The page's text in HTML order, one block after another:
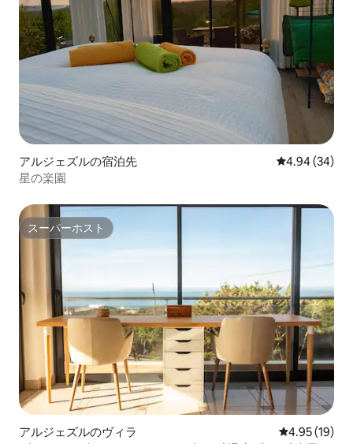
アルジェズルの宿泊先 レビュー34
4.94 (34)
星の楽園
スーパーホスト
スーパーホスト
アルジェズルのヴィラ レビュー19
4.95 (19)